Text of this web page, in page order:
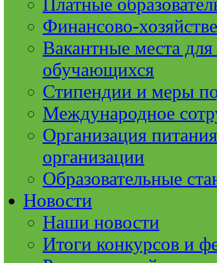
Финансово-
Вакантные места
обучающихся
Стипендии и меры
Международное
Организация
организации
Образовательные
Новости
Наши новости
Итоги конкурсов и